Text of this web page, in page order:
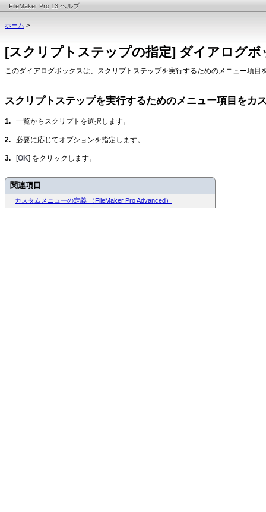
FileMaker Pro 13 ヘルプ
ホーム >
[スクリプトステップの指定] ダイアログボ
このダイアログボックスは、 スクリプトステップを実行するためのメニュー項目
スクリプトステップを実行するためのメニュー項目をカ
1. 一覧からスクリプトを選択します。
2. 必要に応じてオプションを指定します。
3. [OK] をクリックします。
関連項目
カスタムメニューの定義 （FileMaker Pro Advanced）